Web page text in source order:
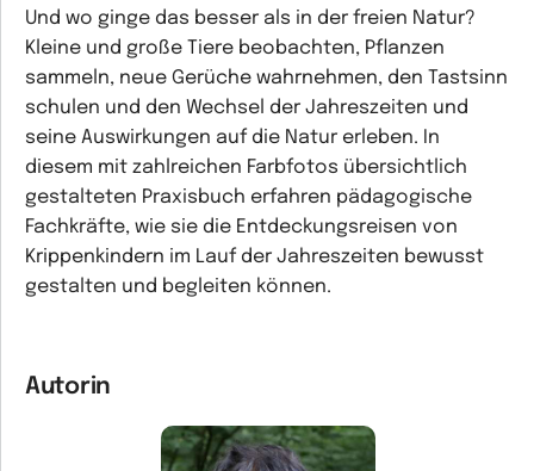
Und wo ginge das besser als in der freien Natur?
Kleine und große Tiere beobachten, Pflanzen
sammeln, neue Gerüche wahrnehmen, den Tastsinn
schulen und den Wechsel der Jahreszeiten und
seine Auswirkungen auf die Natur erleben. In
diesem mit zahlreichen Farbfotos übersichtlich
gestalteten Praxisbuch erfahren pädagogische
Fachkräfte, wie sie die Entdeckungsreisen von
Krippenkindern im Lauf der Jahreszeiten bewusst
gestalten und begleiten können.
Autorin